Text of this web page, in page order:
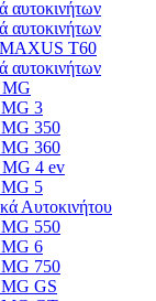
αυτοκινήτων
αυτοκινήτων
MAXUS T60
αυτοκινήτων
MG
MG 3
MG 350
MG 360
MG 4 ev
MG 5
Αυτοκινήτου
MG 550
MG 6
MG 750
MG GS